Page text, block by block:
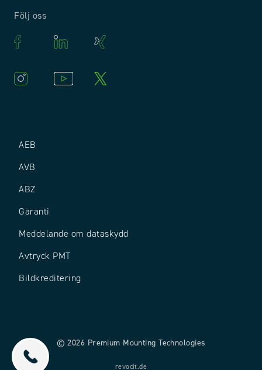
AEB
AVB
ABZ
Garanti
Meddelande om dataskydd
Avtryck PMT
Bildkreditering
Följ oss
© 2026 Premium Mounting Technologies
revocit.de